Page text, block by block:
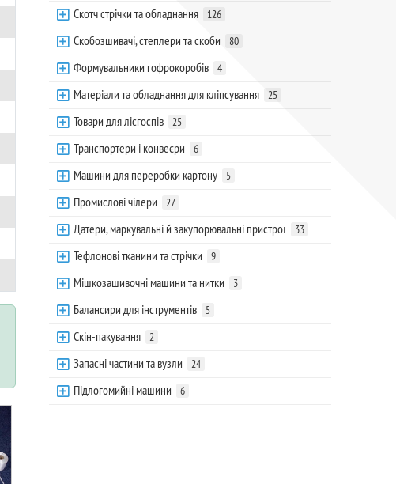
Скотч стрічки та обладнання 126
Скобозшивачі, степлери та скоби 80
Формувальники гофрокоробів 4
Матеріали та обладнання для кліпсування 25
Товари для лісгоспів 25
Транспортери і конвеєри 6
Машини для переробки картону 5
Промислові чілери 27
Датери, маркувальні й закупорювальні пристрої 33
Тефлонові тканини та стрічки 9
Мішкозашивочні машини та нитки 3
Балансири для інструментів 5
Скін-пакування 2
Запасні частини та вузли 24
Підлогомийні машини 6